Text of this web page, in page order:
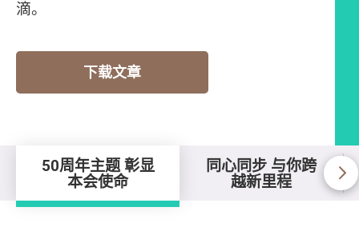
滴。
下载文章
50周年主题 彰显
本会使命
同心同步 与你跨
越新里程
50周年主题 彰显本会使命